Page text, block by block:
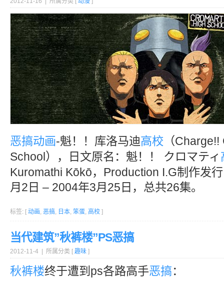
恶搞动画-魁！！库洛马迪高校 （
School），日文原名：魁！！ クロマティ
Kuromathi Kōkō，Production I.G制作发
月2日 – 2004年3月25日，总共26集。
标签: [ 动画, 恶搞, 日本, 笨蛋, 高校 ]
当代建筑”秋裤楼”PS恶搞
2012-11-4 | 所属分类 [ 趣味 ]
秋裤楼终于遭到ps各路高手恶搞：